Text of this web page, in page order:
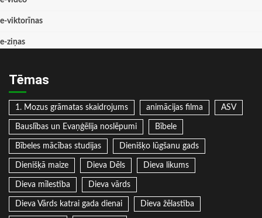
e-viktorīnas
e-ziņas
Tēmas
1. Mozus grāmatas skaidrojums animācijas filma ASV
Bauslības un Evaņģēlija noslēpumi Bībele
Bībeles mācības studijas Dienišķo lūgšanu gads
Dienišķā maize Dieva Dēls Dieva likums
Dieva mīlestība Dieva vārds
Dieva Vārds katrai gada dienai Dieva žēlastība